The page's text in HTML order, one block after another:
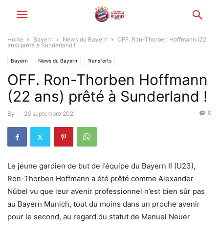
Home Bayern News du Bayern
OFF. Ron-Thorben Hoffmann (22
ans) prêté à Sunderland !
Bayern News du Bayern Transferts
OFF. Ron-Thorben Hoffmann
(22 ans) prêté à Sunderland !
By - 26 septembre 2021 0
Le jeune gardien de but de l’équipe du Bayern II (U23),
Ron-Thorben Hoffmann a été prêté comme Alexander
Nübel vu que leur avenir professionnel n’est bien sûr pas
au Bayern Munich, tout du moins dans un proche avenir
pour le second, au regard du statut de Manuel Neuer